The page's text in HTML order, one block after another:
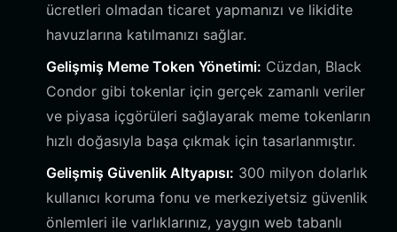
ücretleri olmadan ticaret yapmanızı ve likidite
havuzlarına katılmanızı sağlar.
Gelişmiş Meme Token Yönetimi: Cüzdan, Black
Condor gibi tokenlar için gerçek zamanlı veriler
ve piyasa içgörüleri sağlayarak meme tokenların
hızlı doğasıyla başa çıkmak için tasarlanmıştır.
Gelişmiş Güvenlik Altyapısı: 300 milyon dolarlık
kullanıcı koruma fonu ve merkeziyetsiz güvenlik
önlemleri ile varlıklarınız, yaygın web tabanlı